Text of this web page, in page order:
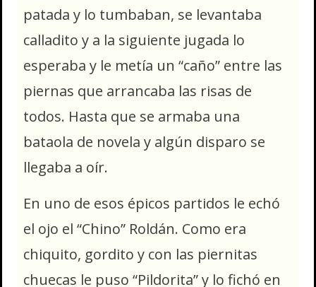
patada y lo tumbaban, se levantaba
calladito y a la siguiente jugada lo
esperaba y le metía un “caño” entre las
piernas que arrancaba las risas de
todos. Hasta que se armaba una
bataola de novela y algún disparo se
llegaba a oír.
En uno de esos épicos partidos le echó
el ojo el “Chino” Roldán. Como era
chiquito, gordito y con las piernitas
chuecas le puso “Pildorita” y lo fichó en